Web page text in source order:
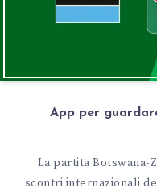
App per
La partita Botswana-
scontri internazionali